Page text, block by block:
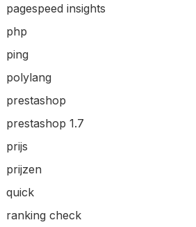
pagespeed insights
php
ping
polylang
prestashop
prestashop 1.7
prijs
prijzen
quick
ranking check